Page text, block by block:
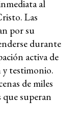
al
Las
por su
durante
activa de
y testimonio.
de miles
que superan